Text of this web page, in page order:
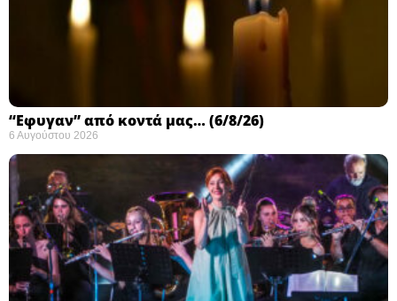
“Εφυγαν” από κοντά μας… (6/8/26)
6 Αυγούστου 2026